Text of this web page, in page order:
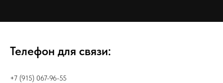
Телефон для связи:
+7 (915) 067-96-55